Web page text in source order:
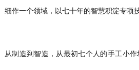
细作一个领域，以七十年的智慧积淀专项
从制造到智造，从最初七个人的手工小作